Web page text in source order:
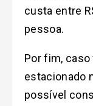
custa entre
pessoa.
Por fim,
estacionado
possível